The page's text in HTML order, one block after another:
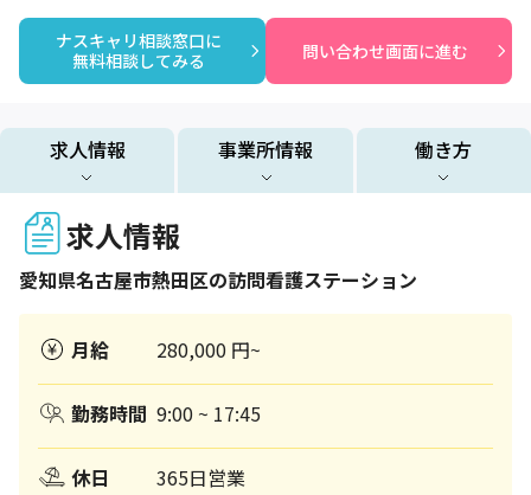
ナスキャリ相談窓口に
無料相談してみる
問い合わせ画面に進む
求人情報 事業所情報 働き方
求人情報
愛知県名古屋市熱田区の訪問看護ステーション
月給 280,000 円~
勤務時間 9:00 ~ 17:45
休日 365日営業